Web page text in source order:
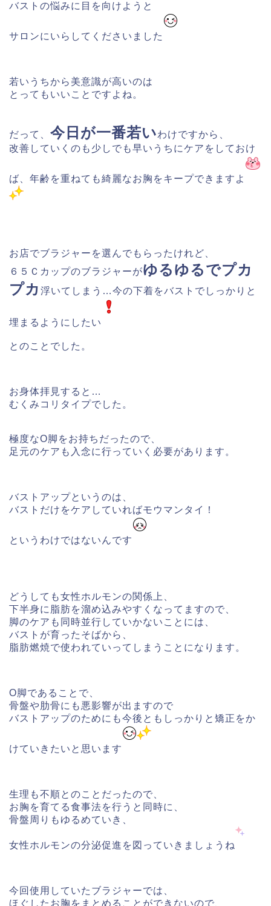
バストの悩みに目を向けようと
サロンにいらしてくださいました
若いうちから美意識が高いのは
とってもいいことですよね。
だって、 今日が一番若いわけですから、
改善していくのも少しでも早いうちにケアをしておけ
ば、年齢を重ねても綺麗なお胸をキープできますよ
お店でブラジャーを選んでもらったけれど、
６５Ｃカップのブラジャーがゆるゆるでプカ
プカ 浮いてしまう…今の下着をバストでしっかりと
埋まるようにしたい
とのことでした。
お身体拝見すると…
むくみコリタイプでした。
極度なO脚をお持ちだったので、
足元のケアも入念に行っていく必要があります。
バストアップというのは、
バストだけをケアしていればモウマンタイ！
というわけではないんです
どうしても女性ホルモンの関係上、
下半身に脂肪を溜め込みやすくなってますので、
脚のケアも同時並行していかないことには、
バストが育ったそばから、
脂肪燃焼で使われていってしまうことになります。
O脚であることで、
骨盤や肋骨にも悪影響が出ますので
バストアップのためにも今後ともしっかりと矯正をか
けていきたいと思います
生理も不順とのことだったので、
お胸を育てる食事法を行うと同時に、
骨盤周りもゆるめていき、
女性ホルモンの分泌促進を図っていきましょうね
今回使用していたブラジャーでは、
ほぐしたお胸をまとめることができないので、